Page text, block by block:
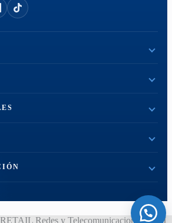
Redes y Telecomunicaciones - CH